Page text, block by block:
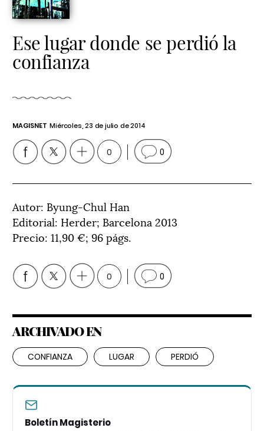
Ese lugar donde se perdió la
confianza
MAGISNET Miércoles, 23 de julio de 2014
0 0
Autor: Byung-Chul Han
Editorial: Herder; Barcelona 2013
Precio: 11,90 €; 96 págs.
0 0
ARCHIVADO EN
CONFIANZA LUGAR PERDIÓ
Boletín Magisterio